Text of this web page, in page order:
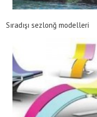
Sıradışı sezlonğ modelleri